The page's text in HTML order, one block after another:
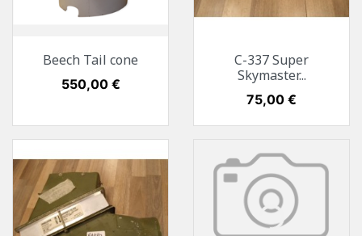
Beech Tail cone
Preis
550,00 €
C-337 Super
Skymaster...
Preis
75,00 €